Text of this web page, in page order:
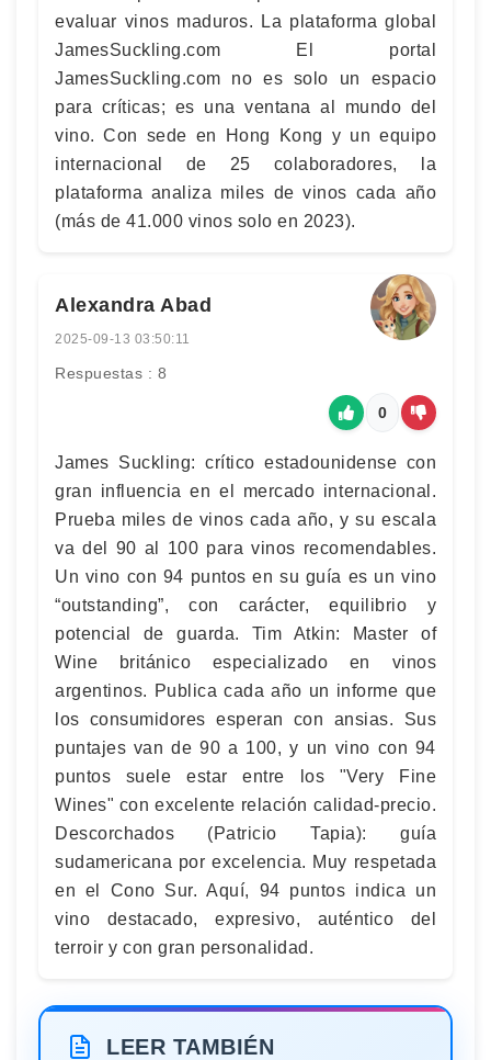
evaluar vinos maduros. La plataforma global
JamesSuckling.com El portal
JamesSuckling.com no es solo un espacio
para críticas; es una ventana al mundo del
vino. Con sede en Hong Kong y un equipo
internacional de 25 colaboradores, la
plataforma analiza miles de vinos cada año
(más de 41.000 vinos solo en 2023).
Alexandra Abad
2025-09-13 03:50:11
Respuestas : 8
0
James Suckling: crítico estadounidense con
gran influencia en el mercado internacional.
Prueba miles de vinos cada año, y su escala
va del 90 al 100 para vinos recomendables.
Un vino con 94 puntos en su guía es un vino
“outstanding”, con carácter, equilibrio y
potencial de guarda. Tim Atkin: Master of
Wine británico especializado en vinos
argentinos. Publica cada año un informe que
los consumidores esperan con ansias. Sus
puntajes van de 90 a 100, y un vino con 94
puntos suele estar entre los "Very Fine
Wines" con excelente relación calidad-precio.
Descorchados (Patricio Tapia): guía
sudamericana por excelencia. Muy respetada
en el Cono Sur. Aquí, 94 puntos indica un
vino destacado, expresivo, auténtico del
terroir y con gran personalidad.
LEER TAMBIÉN